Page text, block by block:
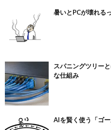
暑いとPCが壊れる
スパニングツリー
な仕組み
AIを賢く使う「ゴ